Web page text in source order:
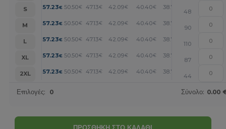
S
57.23€ 50.50€ 47.13€ 42.09€ 40.40€ 38.72
48
M
57.23€ 50.50€ 47.13€ 42.09€ 40.40€ 38.72
90
L
57.23€ 50.50€ 47.13€ 42.09€ 40.40€ 38.72
110
XL
57.23€ 50.50€ 47.13€ 42.09€ 40.40€ 38.72
87
2XL
57.23€ 50.50€ 47.13€ 42.09€ 40.40€ 38.72
44
Επιλογές: 0 Σύνολο: 0.00